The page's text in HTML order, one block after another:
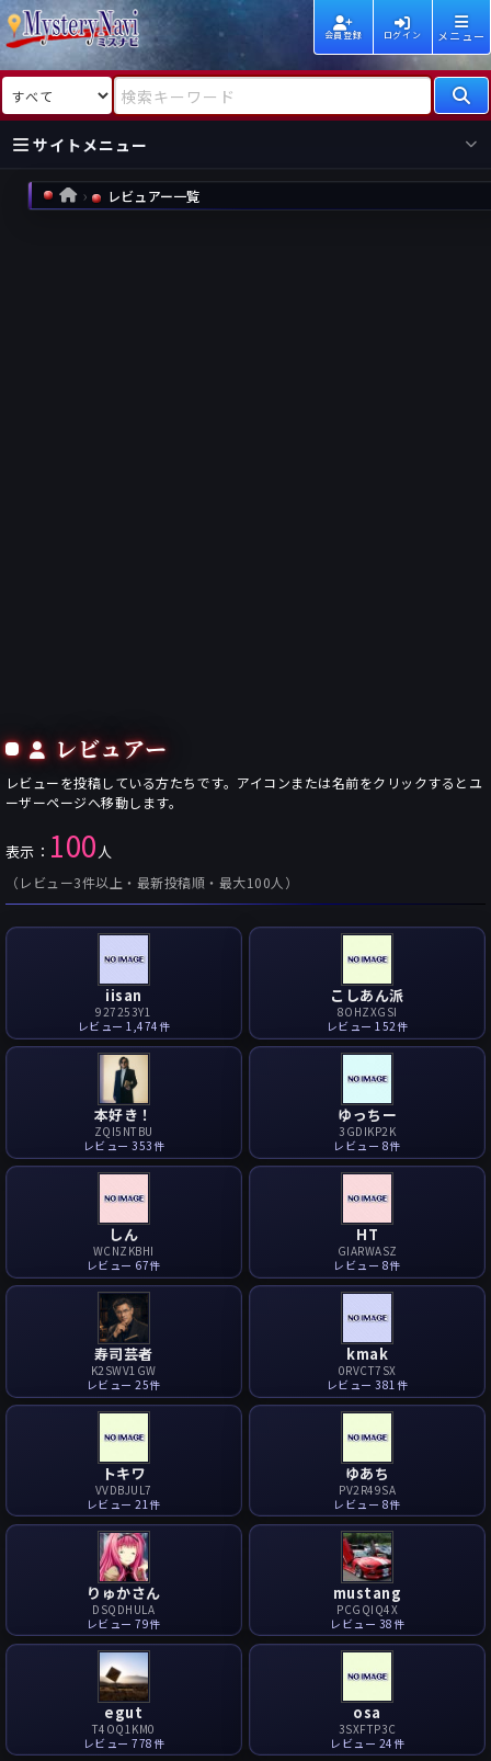
会員登録 ログイン メニュー
検索対象 検索キーワード
サイトメニュー
国内
海外
HOME レビュアー一覧
レビュアー
レビューを投稿している方たちです。アイコンまたは名前をクリックするとユ
ーザーページへ移動します。
表示： 100人
（レビュー3件以上・最新投稿順・最大100人）
iisan
927253Y1
レビュー 1,474件
こしあん派
8OHZXGSI
レビュー 152件
本好き！
ZQI5NTBU
レビュー 353件
ゆっちー
3GDIKP2K
レビュー 8件
しん
WCNZKBHI
レビュー 67件
HT
GIARWASZ
レビュー 8件
寿司芸者
K2SWV1GW
レビュー 25件
kmak
0RVCT7SX
レビュー 381件
トキワ
VVDBJUL7
レビュー 21件
ゆあち
PV2R49SA
レビュー 8件
りゅかさん
DSQDHULA
レビュー 79件
mustang
PCGQIQ4X
レビュー 38件
egut
T4OQ1KM0
レビュー 778件
osa
3SXFTP3C
レビュー 24件